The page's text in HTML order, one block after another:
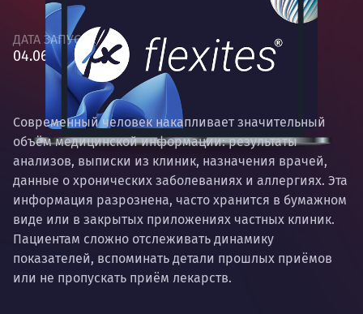
ДАТА ЗАПУСКА
04.06.2026
Современный человек накапливает значительный
объём медицинской информации: результаты
анализов, выписки из клиник, назначения врачей,
данные о хронических заболеваниях и аллергиях. Эта
информация разрознена, часто хранится в бумажном
виде или в закрытых приложениях частных клиник.
Пациентам сложно отслеживать динамику
показателей, вспоминать детали прошлых приёмов
или не пропускать приём лекарств.